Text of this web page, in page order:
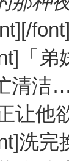
font]
「弟
清洁
让
洗完